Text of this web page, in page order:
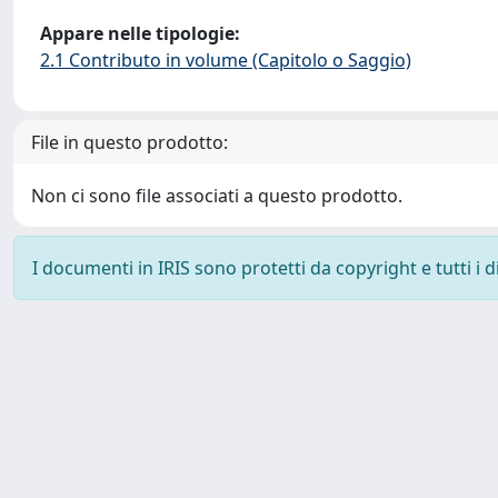
Appare nelle tipologie:
2.1 Contributo in volume (Capitolo o Saggio)
File in questo prodotto:
Non ci sono file associati a questo prodotto.
I documenti in IRIS sono protetti da copyright e tutti i